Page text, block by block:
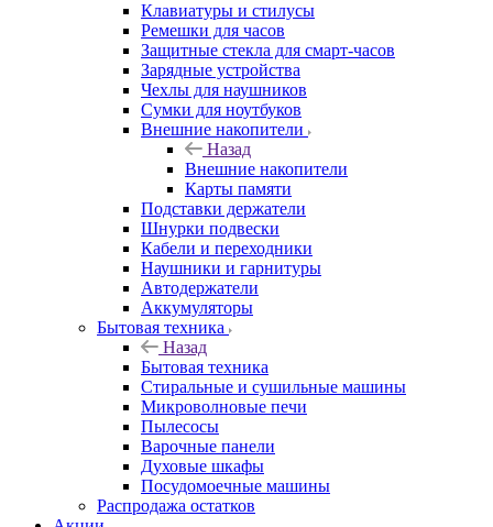
Клавиатуры и стилусы
Ремешки для часов
Защитные стекла для смарт-часов
Зарядные устройства
Чехлы для наушников
Сумки для ноутбуков
Внешние накопители
Назад
Внешние накопители
Карты памяти
Подставки держатели
Шнурки подвески
Кабели и переходники
Наушники и гарнитуры
Автодержатели
Аккумуляторы
Бытовая техника
Назад
Бытовая техника
Стиральные и сушильные машины
Микроволновые печи
Пылесосы
Варочные панели
Духовые шкафы
Посудомоечные машины
Распродажа остатков